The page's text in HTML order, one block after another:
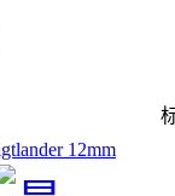
12mm